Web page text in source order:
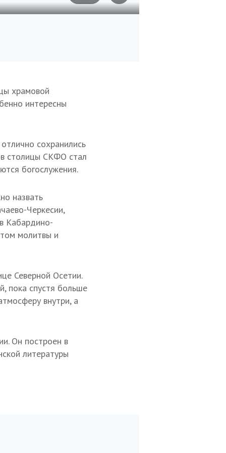
храмовой
интересны
сохранились
столицы СКФО стал
богослужения.
назвать
Черкесии,
Кабардино-
молитвы и
Северной Осетии.
пока спустя больше
внутри, а
Он построен в
литературы